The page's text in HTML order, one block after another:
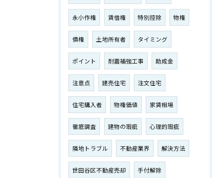
永小作権 賃借権 特別控除 物権
債権 土地所有者 タイミング
ポイント 耐震補強工事 助成金
注意点 建売住宅 注文住宅
住宅購入者 物権価値 家賃相場
徹底調査 建物の瑕疵 心理的瑕疵
隣地トラブル 不動産業界 解決方法
世田谷区不動産売却 手付解除